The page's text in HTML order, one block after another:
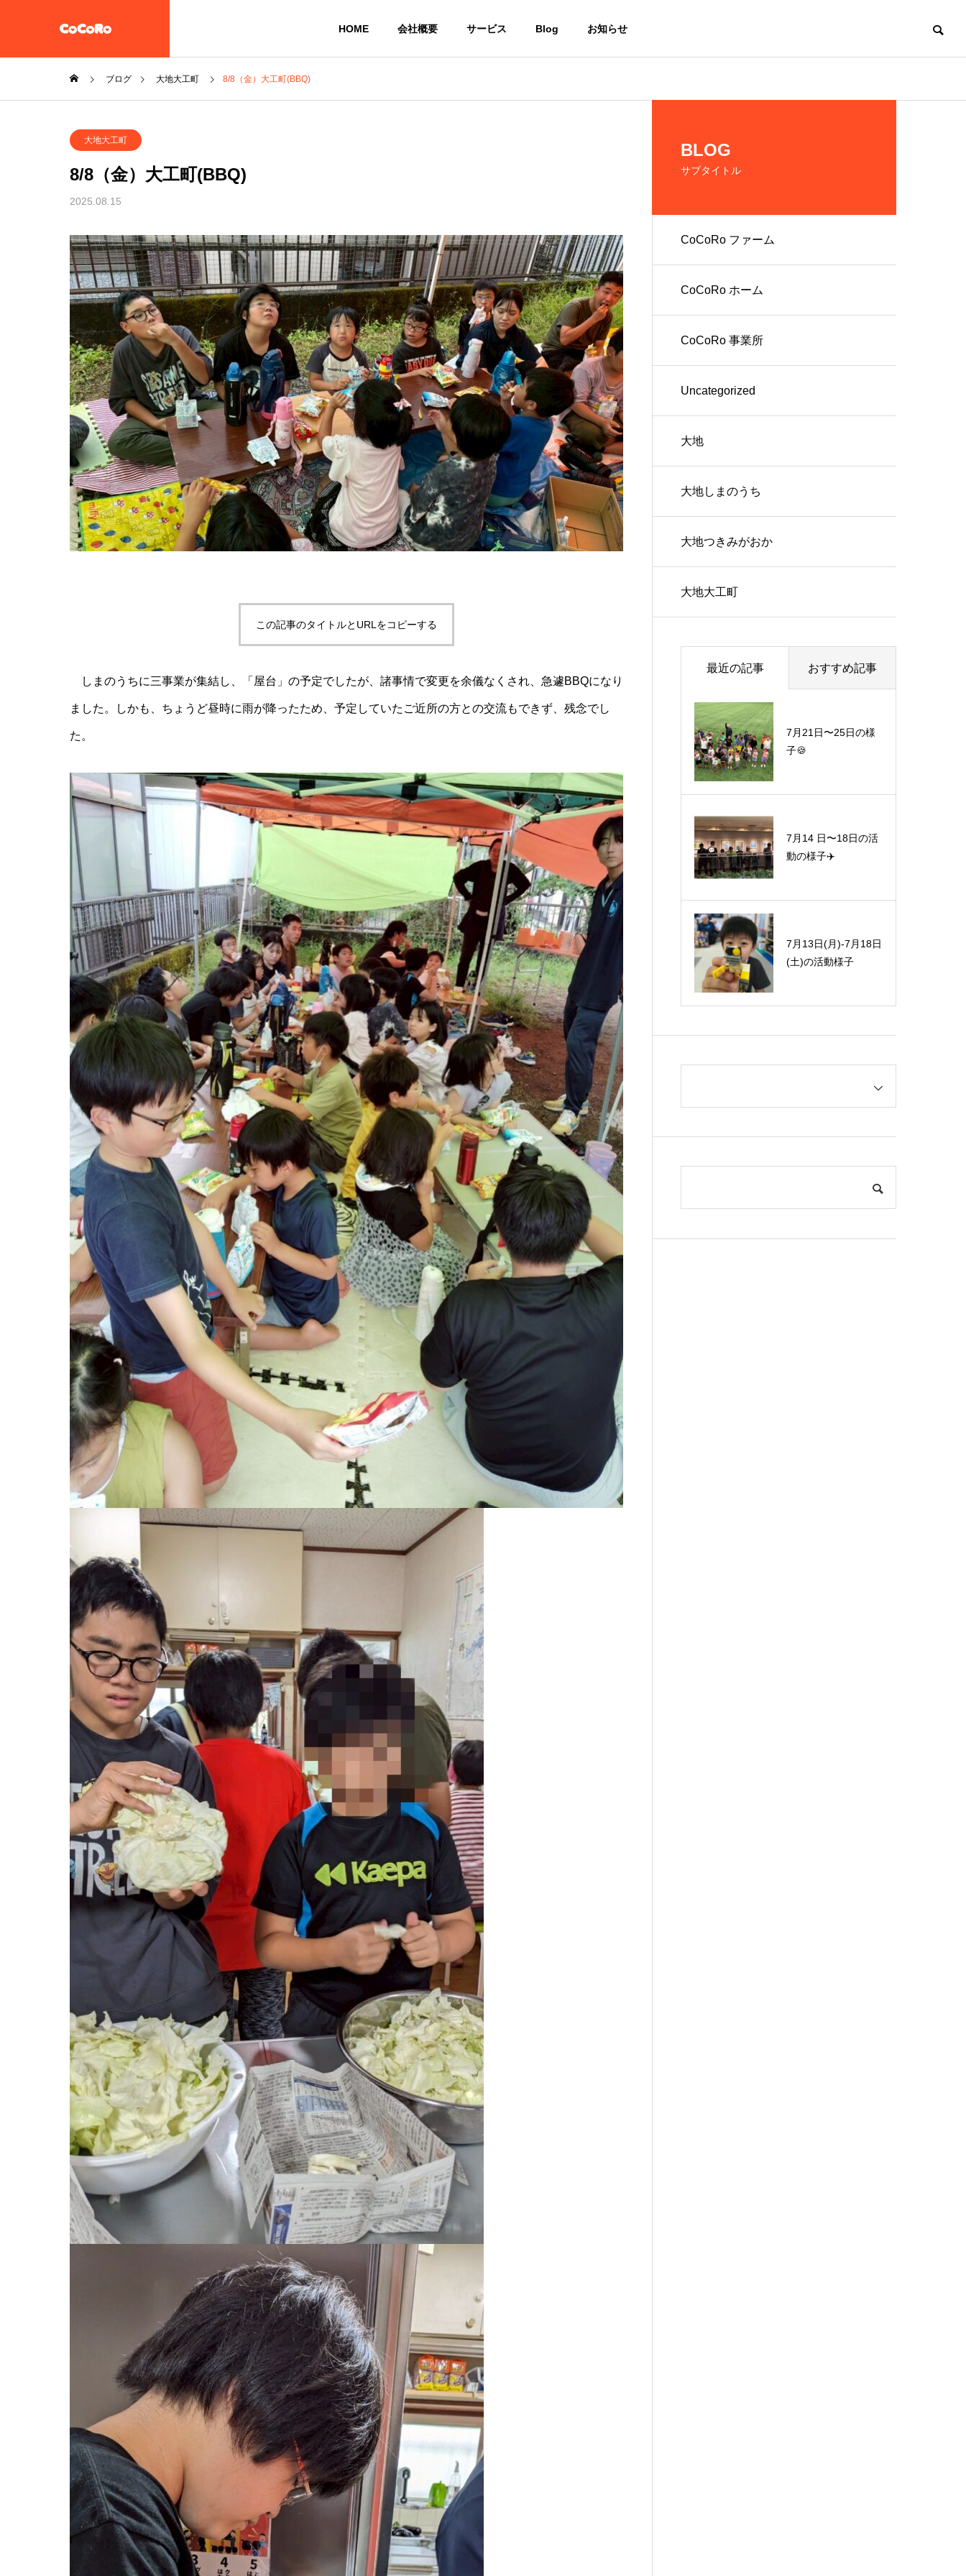
HOME 会社概要 サービス Blog お知らせ
ーム【CoCoRoホーム】
放課後等デイサービス 大地
一般社団法人 誠樹会
企業情報
教え子達の居場所
を作るという想い
放課後等デイサービス
大地
共同生活による住
環境を提供
共同生活援助グループ
ホーム CoCoRoホーム
農作物の生産およ
び販売
農業生産法人 株式会社
CoCoRoファーム
境を提供
就労継続支援A型
ブログ 大地大工町 8/8（金）大工町(BBQ)
大地大工町
8/8（金）大工町(BBQ)
2025.08.15
この記事のタイトルとURLをコピーする
しまのうちに三事業が集結し、「屋台」の予定でしたが、諸事情で変更を余儀なくされ、急遽BBQになり
ました。しかも、ちょうど昼時に雨が降ったため、予定していたご近所の方との交流もできず、残念でし
た。
BLOG
サブタイトル
CoCoRo ファーム
CoCoRo ホーム
CoCoRo 事業所
Uncategorized
大地
大地しまのうち
大地つきみがおか
大地大工町
最近の記事 おすすめ記事
7月21日〜25日の様
子🍪
7月14 日〜18日の活
動の様子✈️
7月13日(月)-7月18日
(土)の活動様子